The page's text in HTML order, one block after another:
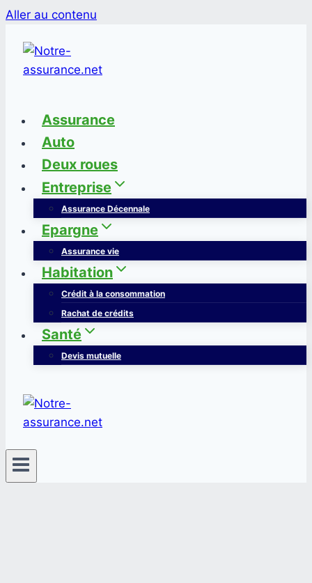
Aller au contenu
Assurance
Auto
Deux roues
Entreprise
Assurance Décennale
Epargne
Assurance vie
Habitation
Crédit à la consommation
Rachat de crédits
Santé
Devis mutuelle